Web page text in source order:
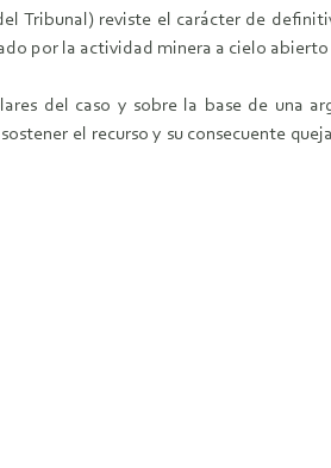
Tribunal) reviste el carácter de
por la actividad minera a cielo abierto
del caso y sobre la base de una
el recurso y su consecuente